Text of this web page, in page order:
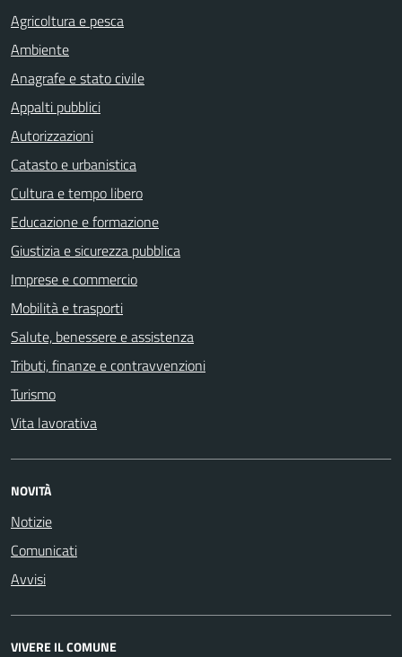
Agricoltura e pesca
Ambiente
Anagrafe e stato civile
Appalti pubblici
Autorizzazioni
Catasto e urbanistica
Cultura e tempo libero
Educazione e formazione
Giustizia e sicurezza pubblica
Imprese e commercio
Mobilità e trasporti
Salute, benessere e assistenza
Tributi, finanze e contravvenzioni
Turismo
Vita lavorativa
NOVITÀ
Notizie
Comunicati
Avvisi
VIVERE IL COMUNE